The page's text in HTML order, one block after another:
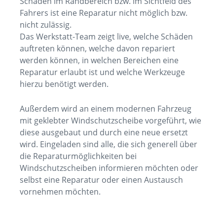
Fahrers ist eine Reparatur nicht möglich bzw.
nicht zulässig.
Das Werkstatt-Team zeigt live, welche Schäden
auftreten können, welche davon repariert
werden können, in welchen Bereichen eine
Reparatur erlaubt ist und welche Werkzeuge
hierzu benötigt werden.
Außerdem wird an einem modernen Fahrzeug
mit geklebter Windschutzscheibe vorgeführt, wie
diese ausgebaut und durch eine neue ersetzt
wird. Eingeladen sind alle, die sich generell über
die Reparaturmöglichkeiten bei
Windschutzscheiben informieren möchten oder
selbst eine Reparatur oder einen Austausch
vornehmen möchten.